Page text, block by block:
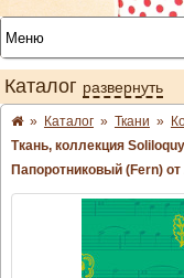
Каталог развернуть
» Каталог » Ткани »
Ткань, коллекция
Папоротниковый (Fern)